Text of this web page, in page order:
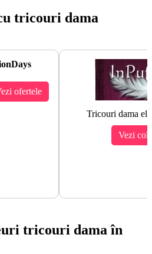
tricouri dama
ofertele
Tricouri dama
Vezi
tricouri dama în